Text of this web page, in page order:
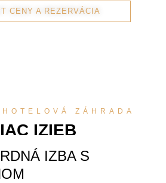
CENY A REZERVÁCIA
ZÁHRADA
IZIEB
IZBA S